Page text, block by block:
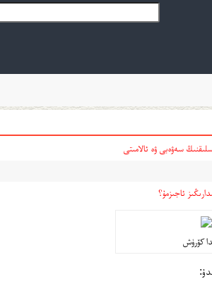
سەۋەبى ۋە ئالامىتى
ئاجىزمۇ؟
كۆرۈش